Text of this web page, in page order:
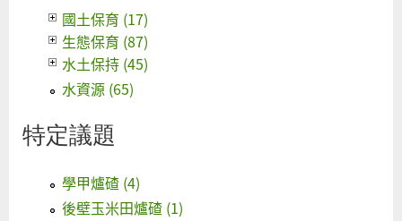
國土保育 (17)
生態保育 (87)
水土保持 (45)
水資源 (65)
特定議題
學甲爐碴 (4)
後壁玉米田爐碴 (1)